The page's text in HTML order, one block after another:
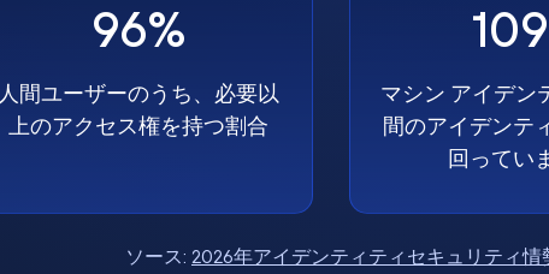
96%
人間ユーザーのうち、必要以
上のアクセス権を持つ割合
マシン アイデン
間のアイデンテ
回ってい
ソース: 2026年アイデンティティセキュリティ情